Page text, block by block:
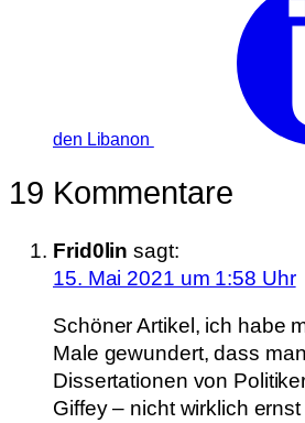
den Libanon
19 Kommentare
Frid0lin sagt:
15. Mai 2021 um 1:58 Uhr
Schöner Artikel, ich habe
Male gewundert, dass
Dissertationen von
Giffey – nicht wirklich